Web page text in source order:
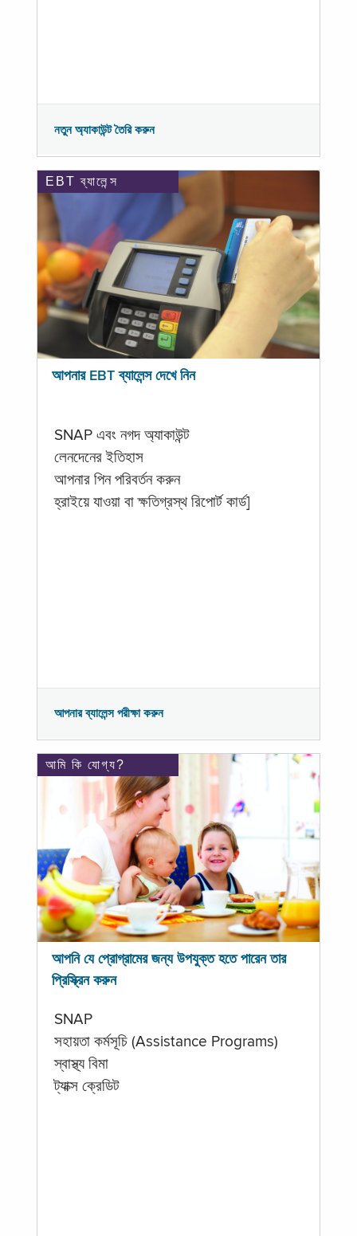
নতুন অ্যাকাউন্ট তৈরি করুন
EBT ব্যালেন্স
আপনার EBT ব্যালেন্স দেখে নিন
SNAP এবং নগদ অ্যাকাউন্ট
লেনদেনের ইতিহাস
আপনার পিন পরিবর্তন করুন
হ্রাইয়ে যাওয়া বা ক্ষতিগ্রস্থ রিপোর্ট কার্ড]
আপনার ব্যালেন্স পরীক্ষা করুন
আমি কি যোগ্য?
আপনি যে প্রোগ্রামের জন্য উপযুক্ত হতে পারেন তার
প্রিস্ক্রিন করুন
SNAP
সহায়তা কর্মসূচি (Assistance Programs)
স্বাস্থ্য বিমা
ট্যাক্স ক্রেডিট